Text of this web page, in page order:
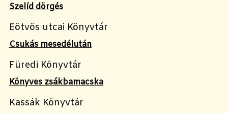
Szelíd dörgés
Eötvös utcai Könyvtár
Csukás mesedélután
Füredi Könyvtár
Könyves zsákbamacska
Kassák Könyvtár